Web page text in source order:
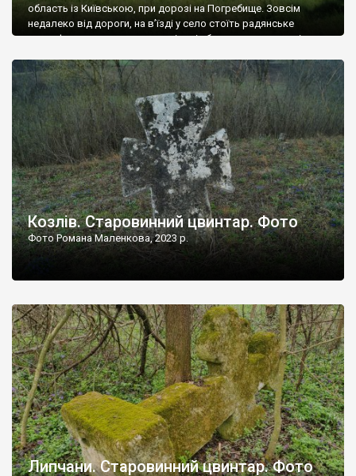
область із Київською, при дорозі на Погребище. Зовсім
недалеко від дороги, на в’їзді у село стоїть радянське
рельєфне пано, яке показує жінку і яблуню, а трохи далі, десь
не видно, але видно дві стареньких колії у траві – […]
Козлів. Старовинний цвинтар. Фото
Фото Романа Маленкова, 2023 р.
Липчани. Старовинний цвинтар. Фото